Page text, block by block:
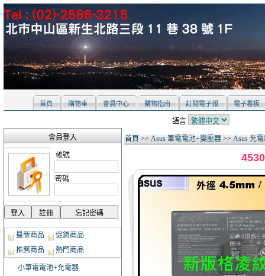
首頁 購物車 會員中心 購物指南 訂閱電子報 電子看板
語言
會員登入
帳號
密碼
最新商品
促銷商品
推薦商品
熱門商品
小筆電電池+充電器
首頁 >> Asus 筆電電池+變壓器 >> Asus 充